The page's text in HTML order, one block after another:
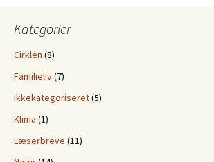
Kategorier
Cirklen (8)
Familieliv(7)
Ikkekategoriseret(5)
Klima (1)
Læserbreve (11)